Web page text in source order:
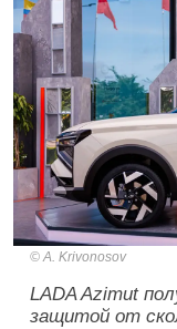
A. Krivonosov
LADA Azimut
защитой от